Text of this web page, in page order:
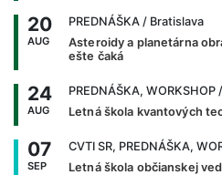
20
AUG
PREDNÁŠKA / Bratislava
Asteroidy a planetárna
ešte čaká
24
AUG
PREDNÁŠKA, WORKSHOP
Letná škola kvantových
07
SEP
CVTI SR, PREDNÁŠKA,
Letná škola občianskej